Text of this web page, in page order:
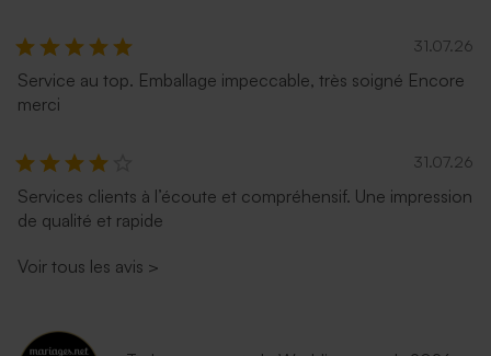
Enveloppe communion bleu
nuit
31.07.26
Service au top. Emballage impeccable, très soigné Encore
merci
31.07.26
Services clients à l’écoute et compréhensif. Une impression
de qualité et rapide
Voir tous les avis >